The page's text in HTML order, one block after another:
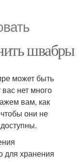
швабры
может быть
нет много
вам, как
они не
для хранения